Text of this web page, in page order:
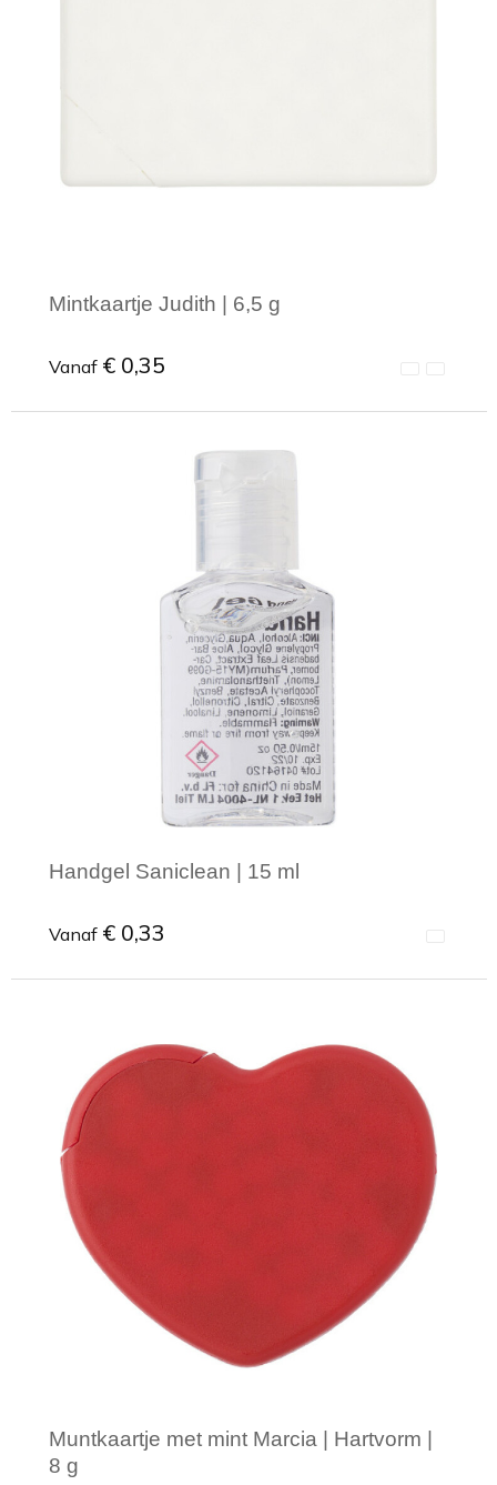
Mintkaartje Judith | 6,5 g
Vanaf € 0,35
Minimale afname: 1
Handgel Saniclean | 15 ml
Vanaf € 0,33
Minimale afname: 1
Muntkaartje met mint Marcia | Hartvorm |
8 g